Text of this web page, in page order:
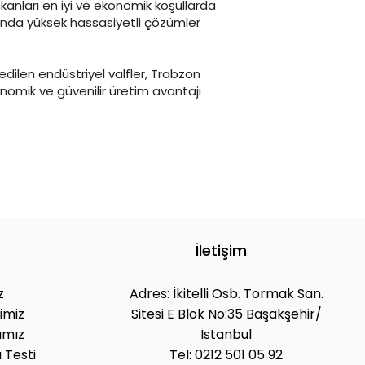
en iyi ve ekonomik koşullarda
yüksek hassasiyetli çözümler
endüstriyel valfler, Trabzon
ve güvenilir üretim avantajı
Testi
İletişim
Adres: İkitelli Osb. Tormak San.
Sitesi E Blok No:35 Başakşehir/
İstanbul
Tel: 0212 501 05 92